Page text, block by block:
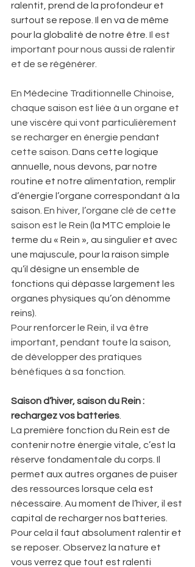
ralentit, prend de la profondeur et
surtout se repose. Il en va de même
pour la globalité de notre être. Il est
important pour nous aussi de ralentir
et de se régénérer.
En Médecine Traditionnelle Chinoise,
chaque saison est liée à un organe et
une viscère qui vont particulièrement
se recharger en énergie pendant
cette saison. Dans cette logique
annuelle, nous devons, par notre
routine et notre alimentation, remplir
d’énergie l’organe correspondant à la
saison. En hiver, l’organe clé de cette
saison est le Rein (la MTC emploie le
terme du « Rein », au singulier et avec
une majuscule, pour la raison simple
qu’il désigne un ensemble de
fonctions qui dépasse largement les
organes physiques qu’on dénomme
reins).
Pour renforcer le Rein, il va être
important, pendant toute la saison,
de développer des pratiques
bénéfiques à sa fonction.
Saison d’hiver, saison du Rein :
rechargez vos batteries.
La première fonction du Rein est de
contenir notre énergie vitale, c’est la
réserve fondamentale du corps. Il
permet aux autres organes de puiser
des ressources lorsque cela est
nécessaire. Au moment de l’hiver, il est
capital de recharger nos batteries.
Pour cela il faut absolument ralentir et
se reposer. Observez la nature et
vous verrez que tout est ralenti